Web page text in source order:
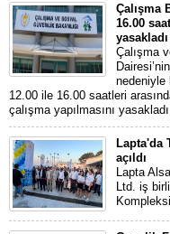
Çalışma
16.00
yasakladı
Çalışma
nedeniyle
12.00 ile 16.00 saatleri
çalışma yapılmasını yasakladı.
Lapta'da
açıldı
Lapta
Ltd. iş